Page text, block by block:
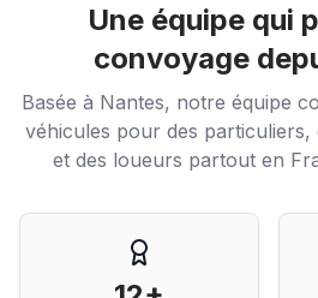
Une équipe qui
convoyage
Basée à Nantes, notre équipe
véhicules pour des particuliers,
et des loueurs partout en